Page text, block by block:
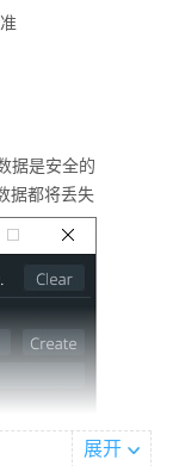
据是安全的
据都将丢失
展开